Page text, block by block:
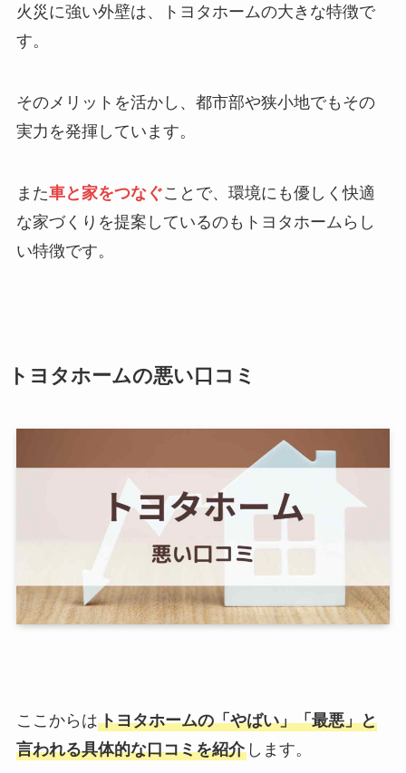
火災に強い外壁は、トヨタホームの大きな特徴で
す。
そのメリットを活かし、都市部や狭小地でもその
実力を発揮しています。
また車と家をつなぐことで、環境にも優しく快適
な家づくりを提案しているのもトヨタホームらし
い特徴です。
トヨタホームの悪い口コミ
ここからはトヨタホームの「やばい」「最悪」と
言われる具体的な口コミを紹介します。